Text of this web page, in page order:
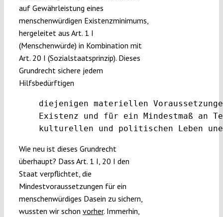
auf Gewährleistung eines
menschenwürdigen Existenzminimums,
hergeleitet aus Art. 1 I
(Menschenwürde) in Kombination mit
Art. 20 I (Sozialstaatsprinzip). Dieses
Grundrecht sichere jedem
Hilfsbedürftigen
diejenigen materiellen
Existenz und für ein Mindestmaß an
kulturellen und politischen Leben
Wie neu ist dieses Grundrecht
überhaupt? Dass Art. 1 I, 20 I den
Staat verpflichtet, die
Mindestvoraussetzungen für ein
menschenwürdiges Dasein zu sichern,
wussten wir schon vorher. Immerhin,